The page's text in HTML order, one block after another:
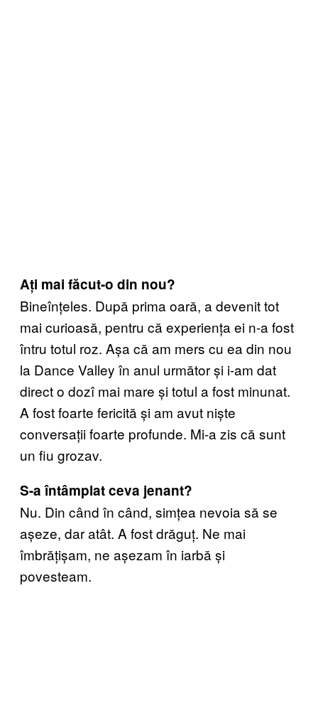
Ați mai făcut-o din nou?
Bineînțeles. După prima oară, a devenit tot
mai curioasă, pentru că experiența ei n-a fost
întru totul roz. Așa că am mers cu ea din nou
la Dance Valley în anul următor și i-am dat
direct o dozî mai mare și totul a fost minunat.
A fost foarte fericită și am avut niște
conversații foarte profunde. Mi-a zis că sunt
un fiu grozav.
S-a întâmplat ceva jenant?
Nu. Din când în când, simțea nevoia să se
așeze, dar atât. A fost drăguț. Ne mai
îmbrățișam, ne așezam în iarbă și
povesteam.